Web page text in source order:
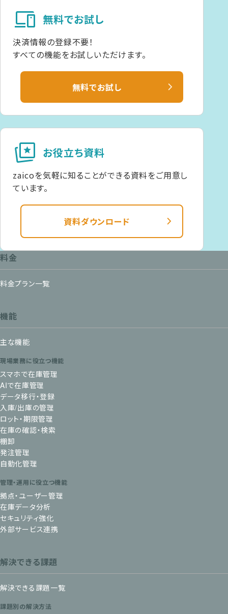
無料でお試し
devices
決済情報の登録不要！
すべての機能をお試しいただけます。
無料でお試し
お役立ち資料
cards_star
zaicoを気軽に知ることができる資料をご用意し
ています。
資料ダウンロード
料金
料金プラン一覧
機能
主な機能
現場業務に役立つ機能
スマホで在庫管理
AIで在庫管理
データ移行・登録
入庫/出庫の管理
ロット・期限管理
在庫の確認・検索
棚卸
発注管理
自動化管理
管理・運用に役立つ機能
拠点・ユーザー管理
在庫データ分析
セキュリティ強化
外部サービス連携
解決できる課題
解決できる課題一覧
課題別の解決方法